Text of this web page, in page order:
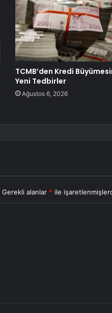
TCMB’den Kredi
Yeni Tedbirler
Ağustos 6, 2026
Gerekli alanlar * ile